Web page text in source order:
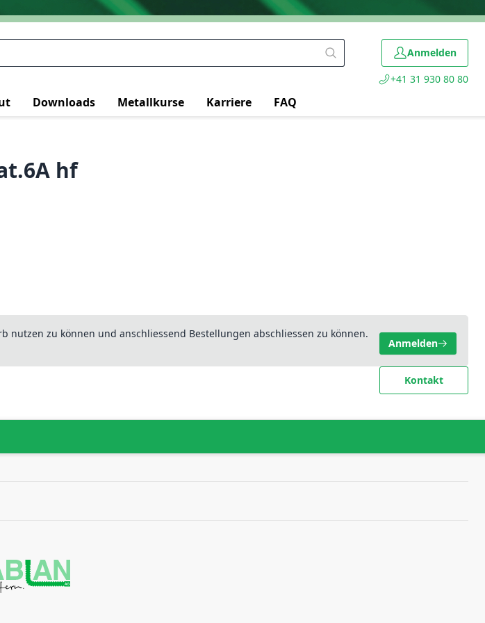
Anmelden
+41 31 930 80 80
Downloads Metallkurse Karriere FAQ
hf
nutzen zu können und anschliessend Bestellungen abschliessen zu können.
Anmelden
Kontakt